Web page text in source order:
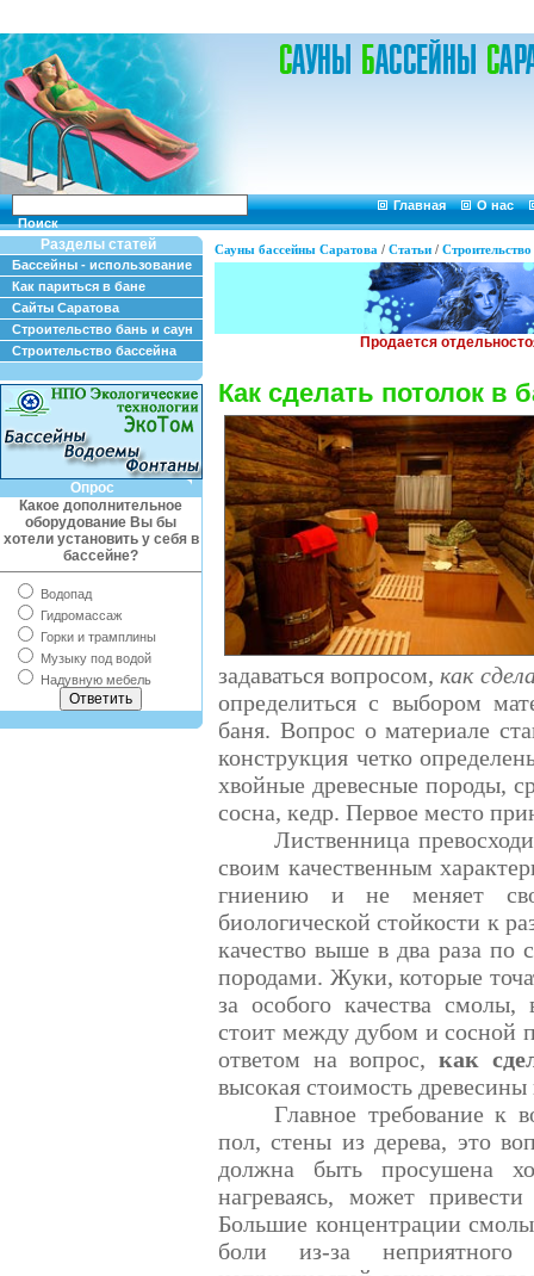
Поиск
Главная О нас
Разделы статей
Бассейны - использование
Как париться в бане
Сайты Саратова
Строительство бань и саун
Строительство бассейна
Опрос
Какое дополнительное
оборудование Вы бы
хотели установить у себя в
бассейне?
Водопад
Гидромассаж
Горки и трамплины
Музыку под водой
Надувную мебель
Сауны бассейны Саратова / Статьи /
Как сделать потолок в
задаваться вопросом, как
определиться с выбором
баня. Вопрос о материале
конструкция четко
хвойные древесные породы,
сосна, кедр. Первое место
Лиственница
своим качественным
гниению и не меняет
биологической стойкости к
качество выше в два раза
породами. Жуки, которые
за особого качества смолы,
стоит между дубом и сосной
ответом на вопрос,как
высокая стоимость
Главное требование к
пол, стены из дерева, это
должна быть просушена
нагреваясь, может
Большие концентрации
боли из-за